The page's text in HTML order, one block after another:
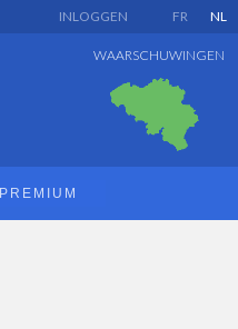
FR NL
INLOGGEN
WAARSCHUWINGEN
PREMIUM